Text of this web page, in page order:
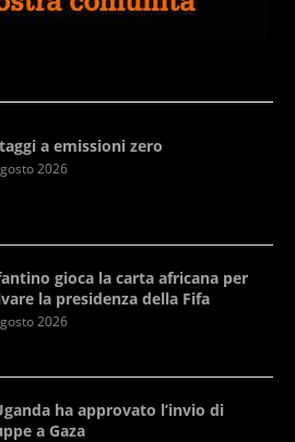
a emissioni zero
2026
gioca la carta africana per
la presidenza della Fifa
2026
ha approvato l’invio di
a Gaza